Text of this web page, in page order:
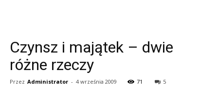
Czynsz i majątek – dwie
różne rzeczy
Przez Administrator - 4 września 2009 71 5